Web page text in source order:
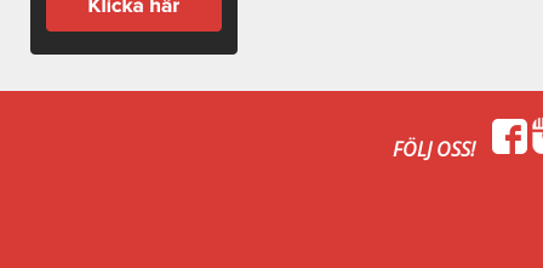
FÖLJ OSS!